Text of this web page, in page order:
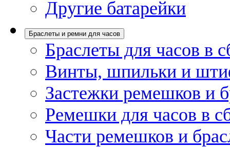
Другие батарейки
Браслеты и ремни для часов
Браслеты для часов в
Винты, шпильки и
Застежки ремешков и
Ремешки для часов в
Части ремешков и